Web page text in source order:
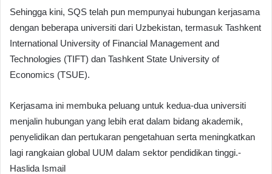
Sehingga kini, SQS telah pun mempunyai hubungan kerjasama
dengan beberapa universiti dari Uzbekistan, termasuk Tashkent
International University of Financial Management and
Technologies (TIFT) dan Tashkent State University of
Economics (TSUE).
Kerjasama ini membuka peluang untuk kedua-dua universiti
menjalin hubungan yang lebih erat dalam bidang akademik,
penyelidikan dan pertukaran pengetahuan serta meningkatkan
lagi rangkaian global UUM dalam sektor pendidikan tinggi.-
Haslida Ismail